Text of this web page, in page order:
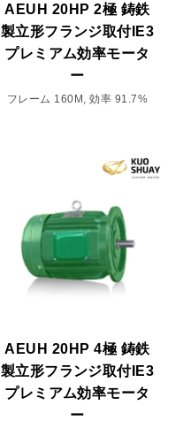
AEUH 20HP 2極 鋳鉄
製立形フランジ取付IE3
プレミアム効率モータ
ー
フレーム 160M, 効率 91.7%
AEUH 20HP 4極 鋳鉄
製立形フランジ取付IE3
プレミアム効率モータ
ー